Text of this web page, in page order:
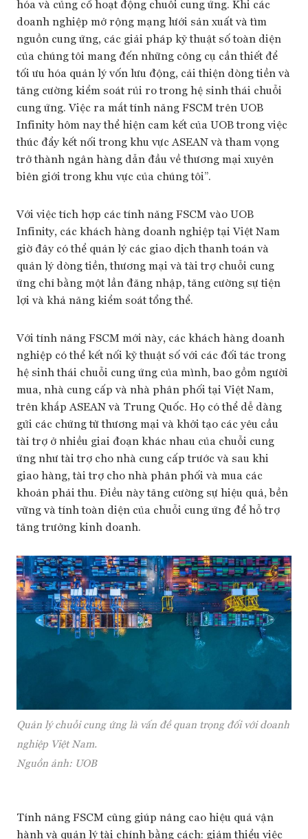
hóa và củng cố hoạt động chuỗi cung ứng. Khi các
doanh nghiệp mở rộng mạng lưới sản xuất và tìm
nguồn cung ứng, các giải pháp kỹ thuật số toàn diện
của chúng tôi mang đến những công cụ cần thiết để
tối ưu hóa quản lý vốn lưu động, cải thiện dòng tiền và
tăng cường kiểm soát rủi ro trong hệ sinh thái chuỗi
cung ứng. Việc ra mắt tính năng FSCM trên UOB
Infinity hôm nay thể hiện cam kết của UOB trong việc
thúc đẩy kết nối trong khu vực ASEAN và tham vọng
trở thành ngân hàng dẫn đầu về thương mại xuyên
biên giới trong khu vực của chúng tôi”.
Với việc tích hợp các tính năng FSCM vào UOB
Infinity, các khách hàng doanh nghiệp tại Việt Nam
giờ đây có thể quản lý các giao dịch thanh toán và
quản lý dòng tiền, thương mại và tài trợ chuỗi cung
ứng chỉ bằng một lần đăng nhập, tăng cường sự tiện
lợi và khả năng kiểm soát tổng thể.
Với tính năng FSCM mới này, các khách hàng doanh
nghiệp có thể kết nối kỹ thuật số với các đối tác trong
hệ sinh thái chuỗi cung ứng của mình, bao gồm người
mua, nhà cung cấp và nhà phân phối tại Việt Nam,
trên khắp ASEAN và Trung Quốc. Họ có thể dễ dàng
gửi các chứng từ thương mại và khởi tạo các yêu cầu
tài trợ ở nhiều giai đoạn khác nhau của chuỗi cung
ứng như tài trợ cho nhà cung cấp trước và sau khi
giao hàng, tài trợ cho nhà phân phối và mua các
khoản phải thu. Điều này tăng cường sự hiệu quả, bền
vững và tính toàn diện của chuỗi cung ứng để hỗ trợ
tăng trưởng kinh doanh.
Quản lý chuỗi cung ứng là vấn đề quan trọng đối với doanh
nghiệp Việt Nam.
Nguồn ảnh: UOB
Tính năng FSCM cũng giúp nâng cao hiệu quả vận
hành và quản lý tài chính bằng cách: giảm thiểu việc